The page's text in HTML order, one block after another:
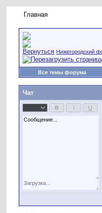
Главная
Нижегородский
Все темы форума
Чат